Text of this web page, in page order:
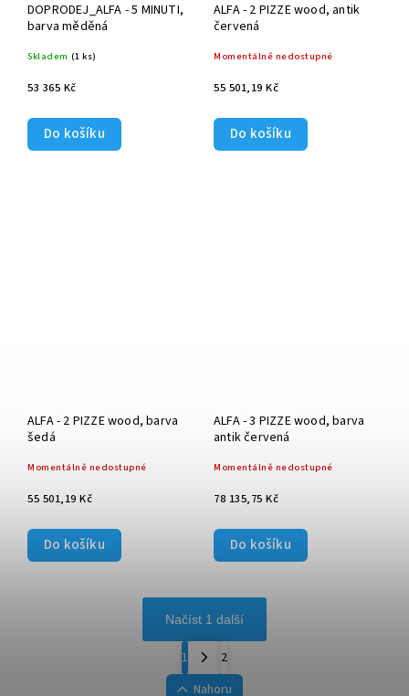
DOPRODEJ_ALFA - 5 MINUTI,
barva měděná
Skladem (1 ks)
53 365 Kč
Do košíku
ALFA - 2 PIZZE wood, antik
červená
Momentálně nedostupné
55 501,19 Kč
Do košíku
ALFA - 2 PIZZE wood, barva
šedá
Momentálně nedostupné
55 501,19 Kč
Do košíku
ALFA - 3 PIZZE wood, barva
antik červená
Momentálně nedostupné
78 135,75 Kč
Do košíku
Načíst 1 další
1
2
Nahoru